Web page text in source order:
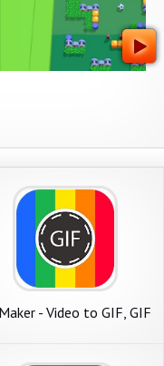
- Video to GIF, GIF